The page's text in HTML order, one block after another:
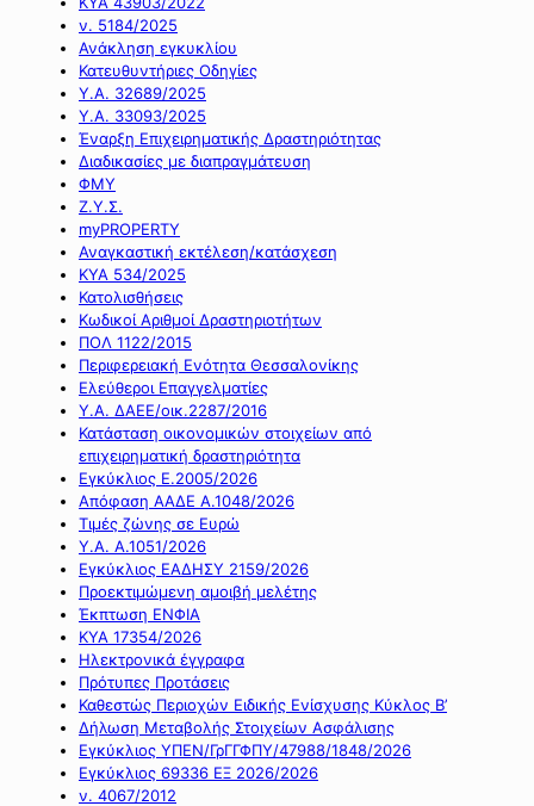
ν. 5184/2025
Ανάκληση εγκυκλίου
Κατευθυντήριες Οδηγίες
Υ.Α. 32689/2025
Υ.Α. 33093/2025
Έναρξη Επιχειρηματικής Δραστηριότητας
Διαδικασίες με διαπραγμάτευση
ΦΜΥ
Ζ.Υ.Σ.
myPROPERTY
Αναγκαστική εκτέλεση/κατάσχεση
ΚΥΑ 534/2025
Κατολισθήσεις
Κωδικοί Αριθμοί Δραστηριοτήτων
ΠΟΛ 1122/2015
Περιφερειακή Ενότητα Θεσσαλονίκης
Ελεύθεροι Επαγγελματίες
Υ.Α. ΔΑΕΕ/οικ.2287/2016
Κατάσταση οικονομικών στοιχείων από
επιχειρηματική δραστηριότητα
Εγκύκλιος Ε.2005/2026
Απόφαση ΑΑΔΕ Α.1048/2026
Τιμές ζώνης σε Ευρώ
Υ.Α. Α.1051/2026
Εγκύκλιος ΕΑΔΗΣΥ 2159/2026
Προεκτιμώμενη αμοιβή μελέτης
Έκπτωση ΕΝΦΙΑ
ΚΥΑ 17354/2026
Ηλεκτρονικά έγγραφα
Πρότυπες Προτάσεις
Καθεστώς Περιοχών Ειδικής Ενίσχυσης Κύκλος Β’
Δήλωση Μεταβολής Στοιχείων Ασφάλισης
Εγκύκλιος ΥΠΕΝ/ΓρΓΓΦΠΥ/47988/1848/2026
Εγκύκλιος 69336 ΕΞ 2026/2026
ν. 4067/2012